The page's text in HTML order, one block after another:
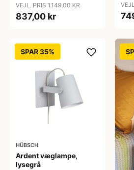
VEJL. PRIS 1.149,00 KR
837,00 kr
SPAR 35%
HÜBSCH
Ardent væglampe,
lysegrå